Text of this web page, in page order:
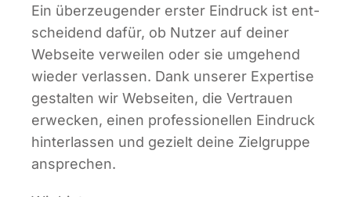
Ein über­zeu­gen­der ers­ter Ein­druck ist ent­
schei­dend dafür, ob Nut­zer auf dei­ner
Web­sei­te ver­wei­len oder sie umge­hend
wie­der ver­las­sen. Dank unse­rer Exper­ti­se
gestal­ten wir Web­sei­ten, die Ver­trau­en
erwe­cken, einen pro­fes­sio­nel­len Ein­druck
hin­ter­las­sen und gezielt dei­ne Ziel­grup­pe
ansprechen.